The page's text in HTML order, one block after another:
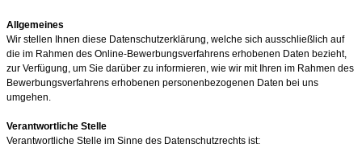
Allgemeines
Wir stellen Ihnen diese Datenschutzerklärung, welche sich ausschließlich auf
die im Rahmen des Online-Bewerbungsverfahrens erhobenen Daten bezieht,
zur Verfügung, um Sie darüber zu informieren, wie wir mit Ihren im Rahmen des
Bewerbungsverfahrens erhobenen personenbezogenen Daten bei uns
umgehen.
Verantwortliche Stelle
Verantwortliche Stelle im Sinne des Datenschutzrechts ist: